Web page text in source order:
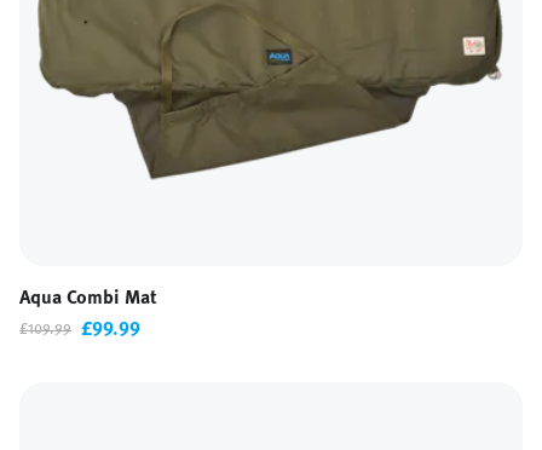
Aqua Combi Mat
£109.99 £99.99